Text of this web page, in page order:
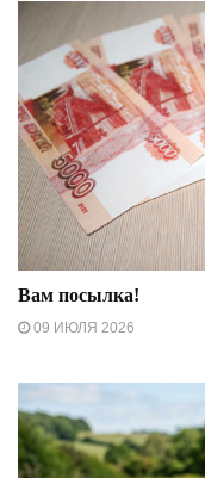
Вам посылка!
09 ИЮЛЯ 2026